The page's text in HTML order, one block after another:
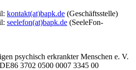
kontakt(at)bapk.de (Geschäftsstelle)
seelefon(at)bapk.de (SeeleFon-
psychisch erkrankter Menschen e. V.
3702 0500 0007 3345 00